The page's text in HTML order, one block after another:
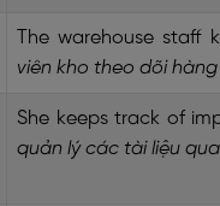
The warehouse staff
viên kho theo dõi
She keeps track of
quản lý các tài liệu